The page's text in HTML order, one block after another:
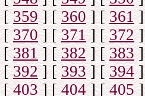
[359] [360] [ 361]
[370] [371] [372]
[381] [382] [383]
[392] [393] [394]
[403] [404] [405]